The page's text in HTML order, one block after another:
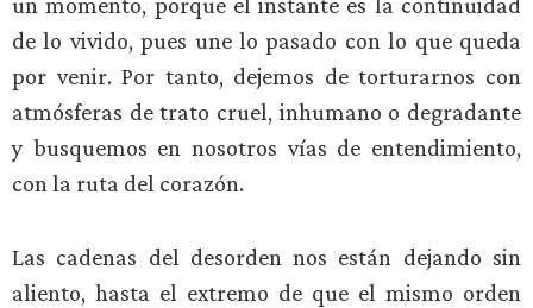
de lo vivido, pues une lo pasado con lo que queda
por venir. Por tanto, dejemos de torturarnos con
atmósferas de trato cruel, inhumano o degradante
y busquemos en nosotros vías de entendimiento,
con la ruta del corazón.
Las cadenas del desorden nos están dejando sin
aliento, hasta el extremo de que el mismo orden